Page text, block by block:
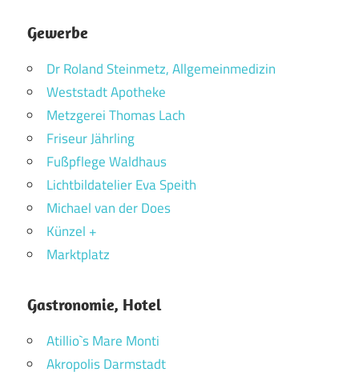
Gewerbe
Dr Roland Steinmetz, Allgemeinmedizin
Weststadt Apotheke
Metzgerei Thomas Lach
Friseur Jährling
Fußpflege Waldhaus
Lichtbildatelier Eva Speith
Michael van der Does
Künzel +
Marktplatz
Gastronomie, Hotel
Atillio`s Mare Monti
Akropolis Darmstadt